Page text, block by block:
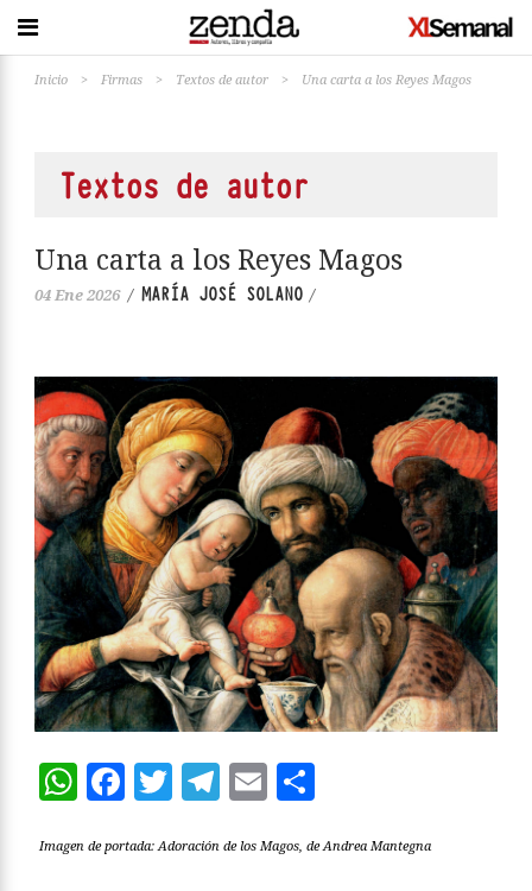
Inicio > Firmas > Textos de autor > Una carta a los Reyes Magos
Textos de autor
Una carta a los Reyes Magos
04 Ene 2026 / MARÍA JOSÉ SOLANO /
WhatsApp
Facebook
Twitter
Telegram
Email
Imagen de portada: Adoración de los Magos, de Andrea Mantegna